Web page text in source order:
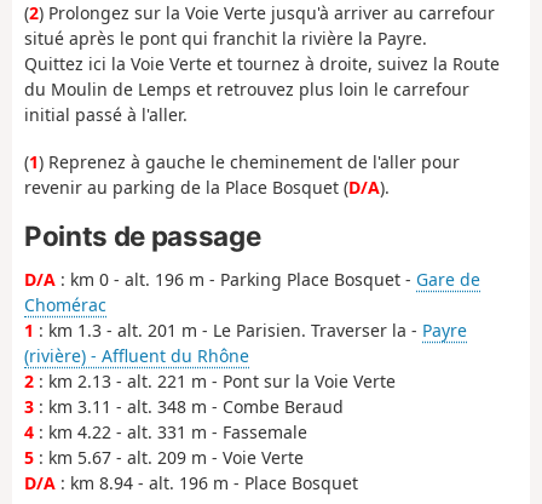
(2) Prolongez sur la Voie Verte jusqu'à arriver au carrefour
situé après le pont qui franchit la rivière la Payre.
Quittez ici la Voie Verte et tournez à droite, suivez la Route
du Moulin de Lemps et retrouvez plus loin le carrefour
initial passé à l'aller.
(1) Reprenez à gauche le cheminement de l'aller pour
revenir au parking de la Place Bosquet (D/A).
Points de passage
D/A : km 0 - alt. 196 m - Parking Place Bosquet - Gare de
Chomérac
1 : km 1.3 - alt. 201 m - Le Parisien. Traverser la - Payre
(rivière) - Affluent du Rhône
2 : km 2.13 - alt. 221 m - Pont sur la Voie Verte
3 : km 3.11 - alt. 348 m - Combe Beraud
4 : km 4.22 - alt. 331 m - Fassemale
5 : km 5.67 - alt. 209 m - Voie Verte
D/A : km 8.94 - alt. 196 m - Place Bosquet